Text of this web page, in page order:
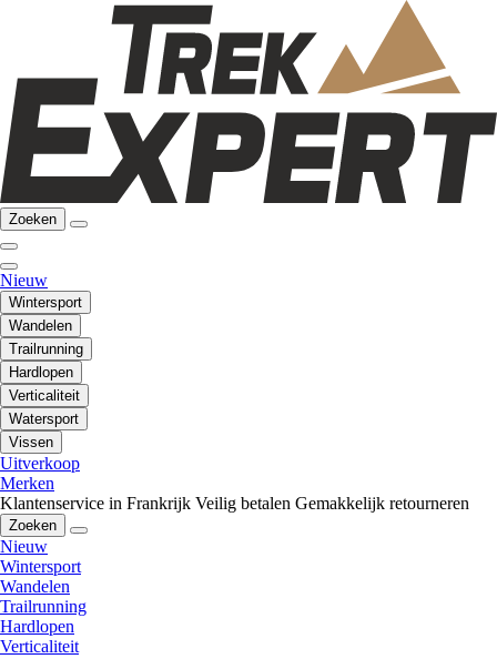
Zoeken
Nieuw
Wintersport
Wandelen
Trailrunning
Hardlopen
Verticaliteit
Watersport
Vissen
Uitverkoop
Merken
Klantenservice in Frankrijk Veilig betalen Gemakkelijk retourneren
Zoeken
Nieuw
Wintersport
Wandelen
Trailrunning
Hardlopen
Verticaliteit